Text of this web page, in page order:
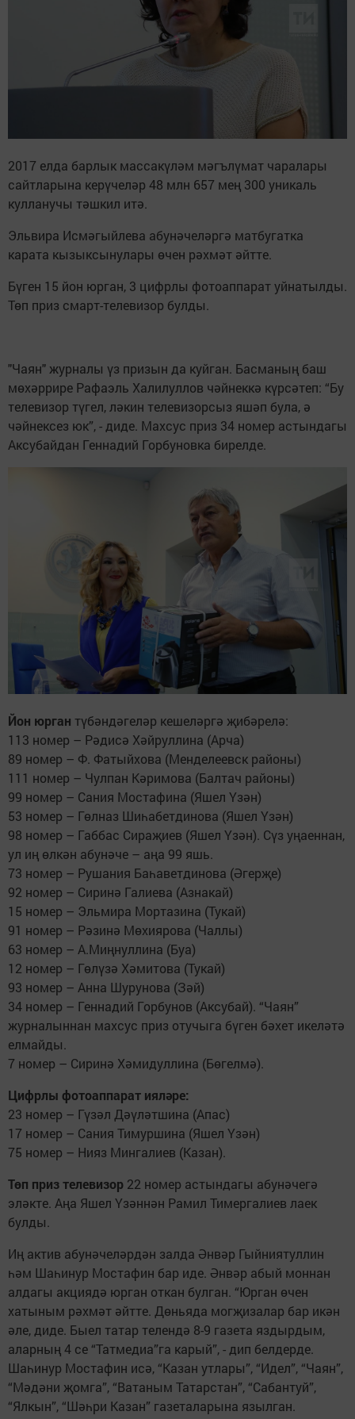
2017 елда барлык массакүләм мәгълүмат чаралары
сайтларына керүчеләр 48 млн 657 мең 300 уникаль
кулланучы тәшкил итә.
Эльвира Исмәгыйлева абунәчеләргә матбугатка
карата кызыксынулары өчен рәхмәт әйтте.
Бүген 15 йон юрган, 3 цифрлы фотоаппарат уйнатылды.
Төп приз смарт-телевизор булды.
"Чаян" журналы үз призын да куйган. Басманың баш
мөхәррире Рафаэль Халилуллов чәйнеккә күрсәтеп: “Бу
телевизор түгел, ләкин телевизорсыз яшәп була, ә
чәйнексез юк”, - диде. Махсус приз 34 номер астындагы
Аксубайдан Геннадий Горбуновка бирелде.
Йон юрган түбәндәгеләр кешеләргә җибәрелә:
113 номер – Рәдисә Хәйруллина (Арча)
89 номер – Ф. Фатыйхова (Менделеевск районы)
111 номер – Чулпан Кәримова (Балтач районы)
99 номер – Сания Мостафина (Яшел Үзән)
53 номер – Гөлназ Шиһабетдинова (Яшел Үзән)
98 номер – Габбас Сираҗиев (Яшел Үзән). Сүз уңаеннан,
ул иң өлкән абунәче – аңа 99 яшь.
73 номер – Рушания Баһаветдинова (Әгерҗе)
92 номер – Сиринә Галиева (Азнакай)
15 номер – Эльмира Мортазина (Тукай)
91 номер – Рәзинә Мөхиярова (Чаллы)
63 номер – А.Миңнуллина (Буа)
12 номер – Гөлүзә Хәмитова (Тукай)
93 номер – Анна Шурунова (Зәй)
34 номер – Геннадий Горбунов (Аксубай). “Чаян”
журналыннан махсус приз отучыга бүген бәхет икеләтә
елмайды.
7 номер – Сиринә Хәмидуллина (Бөгелмә).
Цифрлы фотоаппарат ияләре:
23 номер – Гүзәл Дәүләтшина (Апас)
17 номер – Сания Тимуршина (Яшел Үзән)
75 номер – Нияз Мингалиев (Казан).
Төп приз телевизор 22 номер астындагы абунәчегә
эләкте. Аңа Яшел Үзәннән Рамил Тимергалиев лаек
булды.
Иң актив абунәчеләрдән залда Әнвәр Гыйниятуллин
һәм Шаһинур Мостафин бар иде. Әнвәр абый моннан
алдагы акциядә юрган откан булган. “Юрган өчен
хатыным рәхмәт әйтте. Дөньяда могҗизалар бар икән
әле, диде. Быел татар телендә 8-9 газета яздырдым,
аларның 4 се “Татмедиа”га карый”, - дип белдерде.
Шаһинур Мостафин исә, “Казан утлары”, “Идел”, “Чаян”,
“Мәдәни җомга”, “Ватаным Татарстан”, “Сабантуй”,
“Ялкын”, “Шәһри Казан” газеталарына язылган.